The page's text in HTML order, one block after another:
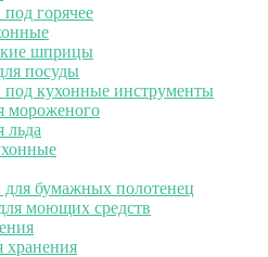
горячее
шприцы
посуды
под кухонные инструменты
мороженого
для бумажных полотенец
моющих средств
хранения